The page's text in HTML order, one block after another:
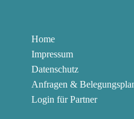
zu
Home
Impressum
Datenschutz
Anfragen &
Login für Partner